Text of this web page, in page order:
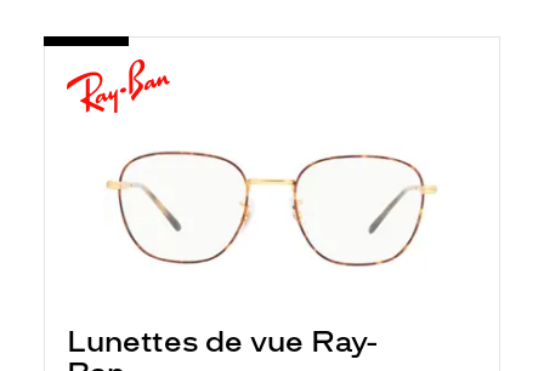
Lunettes de vue Ray-